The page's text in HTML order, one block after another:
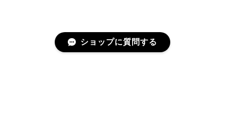
ショップに質問する